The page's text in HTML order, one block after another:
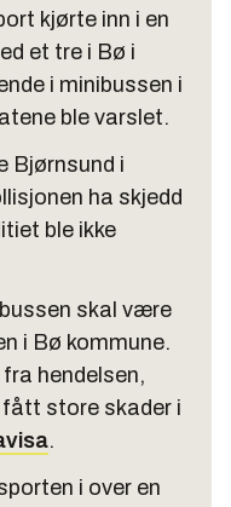
kjørte inn i en
et tre i Bø i
i minibussen i
ble varslet.
Bjørnsund i
ha skjedd
ble ikke
skal være
i Bø kommune.
hendelsen,
store skader i
.
i over en